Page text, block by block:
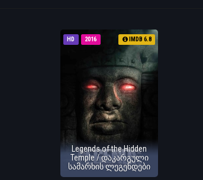
HD 2016 IMDB 6.8
Legends of the Hidden
Temple / დაკარგული
სამარხის ლეგენდები